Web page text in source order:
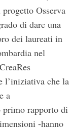
Osserva
di dare una
dei laureati in
nel
l’iniziativa che la
a
primo rapporto di
-hanno